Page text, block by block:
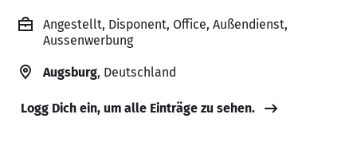
Angestellt, Disponent, Office, Außendienst,
Aussenwerbung
Augsburg, Deutschland
Logg Dich ein, um alle Einträge zu sehen.